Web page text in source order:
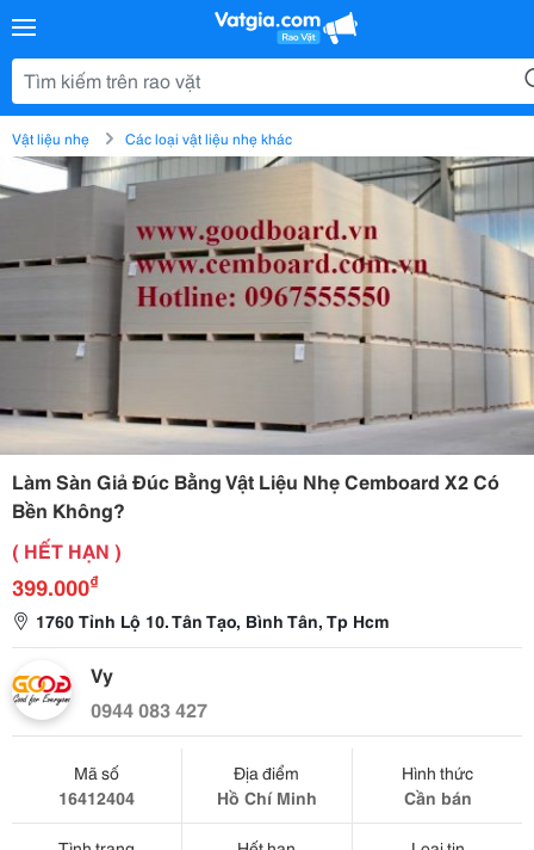
Vật liệu nhẹ Các loại vật liệu nhẹ khác
Làm Sàn Giả Đúc Bằng Vật Liệu Nhẹ Cemboard X2 Có
Bền Không?
( HẾT HẠN )
399.000₫
1760 Tỉnh Lộ 10. Tân Tạo, Bình Tân, Tp Hcm
Vy
0944 083 427
Mã số
16412404
Địa điểm
Hồ Chí Minh
Hình thức
Cần bán